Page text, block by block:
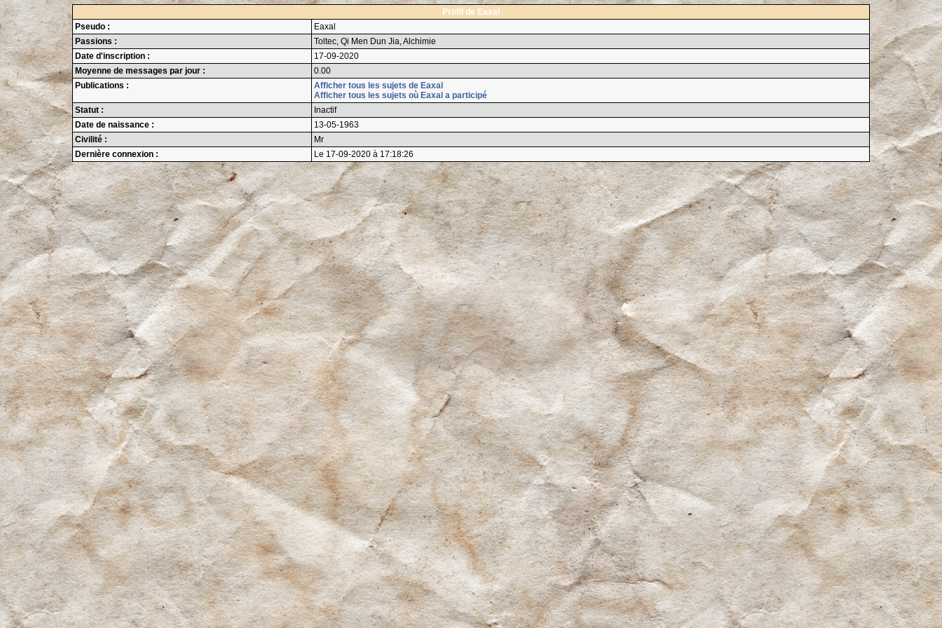
Profil de Eaxal
Pseudo :
Eaxal
Passions :
Toltec, Qi Men Dun Jia, Alchimie
Date d'inscription :
17-09-2020
Moyenne de messages par jour :
0.00
Publications :
Afficher tous les sujets de Eaxal
Afficher tous les sujets où Eaxal a participé
Statut :
Inactif
Date de naissance :
13-05-1963
Civilité :
Mr
Dernière connexion :
Le 17-09-2020 à 17:18:26